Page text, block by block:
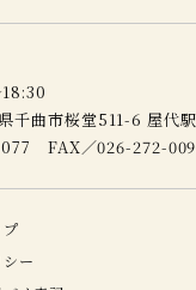
千曲市桜堂511-6 屋代
FAX／026-272-
ー